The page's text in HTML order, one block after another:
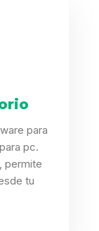
para
pc.
permite
tu